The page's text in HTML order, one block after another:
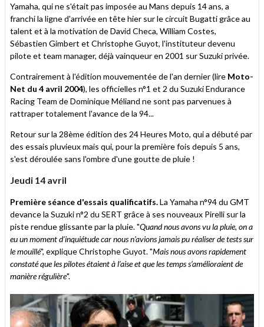
à
un
ami
Yamaha, qui ne s'était pas imposée au Mans depuis 14 ans, a
franchi la ligne d'arrivée en tête hier sur le circuit Bugatti grâce au
talent et à la motivation de David Checa, William Costes,
Sébastien Gimbert et Christophe Guyot, l'instituteur devenu
pilote et team manager, déjà vainqueur en 2001 sur Suzuki privée.
Contrairement à l'édition mouvementée de l'an dernier (lire Moto-
Net du 4 avril 2004), les officielles n°1 et 2 du Suzuki Endurance
Racing Team de Dominique Méliand ne sont pas parvenues à
rattraper totalement l'avance de la 94...
Retour sur la 28ème édition des 24 Heures Moto, qui a débuté par
des essais pluvieux mais qui, pour la première fois depuis 5 ans,
s'est déroulée sans l'ombre d'une goutte de pluie !
Jeudi 14 avril
Première séance d'essais qualificatifs.La Yamaha n°94 du GMT
devance la Suzuki n°2 du SERT grâce à ses nouveaux Pirelli sur la
piste rendue glissante par la pluie. "Quand nous avons vu la pluie, on a
eu un moment d’inquiétude car nous n’avions jamais pu réaliser de tests sur
le mouillé", explique Christophe Guyot. "Mais nous avons rapidement
constaté que les pilotes étaient à l’aise et que les temps s’amélioraient de
manière régulière".